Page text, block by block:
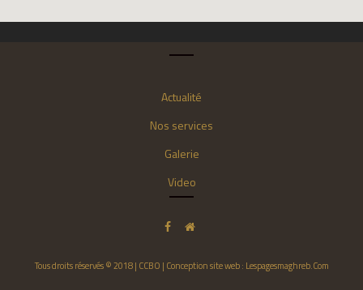
Actualité
Nos services
Galerie
Video
Tous droits réservés © 2018 | CCBO | Conception site web : Lespagesmaghreb.Com